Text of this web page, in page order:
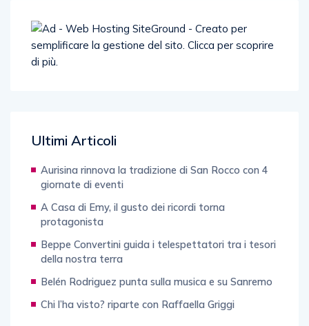
Ultimi Articoli
Aurisina rinnova la tradizione di San Rocco con 4
giornate di eventi
A Casa di Emy, il gusto dei ricordi torna
protagonista
Beppe Convertini guida i telespettatori tra i tesori
della nostra terra
Belén Rodriguez punta sulla musica e su Sanremo
Chi l’ha visto? riparte con Raffaella Griggi